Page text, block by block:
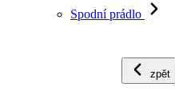
Spodní prádlo
zpět